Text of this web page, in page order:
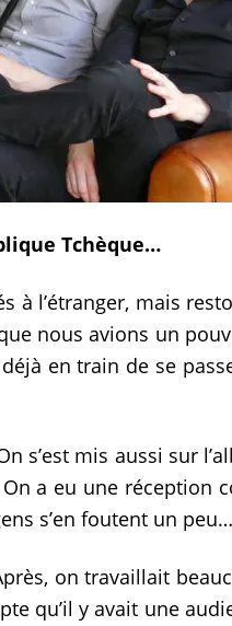
Tchèque…
l’étranger, mais
nous avions un
en train de se
s’est mis aussi sur
a eu une réception
s’en foutent un
on travaillait
qu’il y avait une